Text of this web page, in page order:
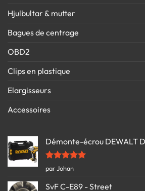
Hjulbultar & mutter
Bagues de centrage
OBD2
Clips en plastique
Elargisseurs
Accessoires
Démonte-écrou DEWALT
Note5sur
5
par Johan
SvF C-E89 - Street